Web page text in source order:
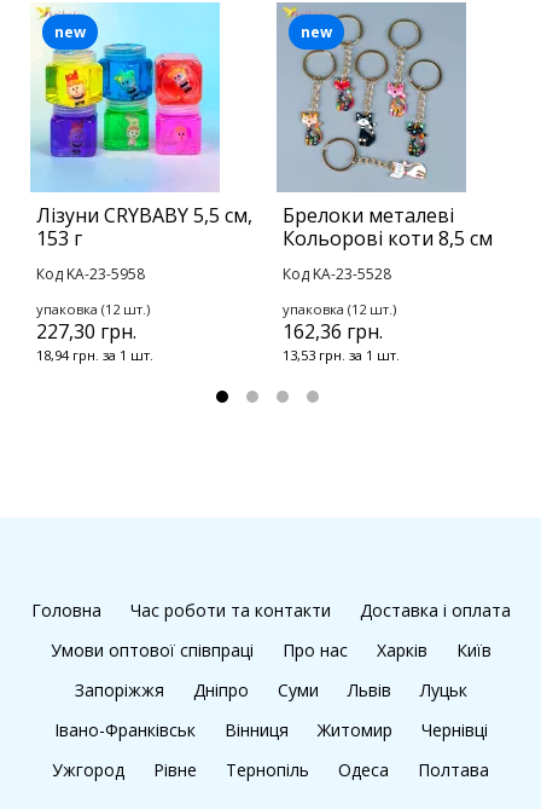
Лізуни CRYBABY 5,5 см,
153 г
Код KA-23-5958
упаковка (12 шт.)
227,30 грн.
18,94 грн. за 1 шт.
new
Брелоки металеві
Кольорові коти 8,5 см
Код KA-23-5528
упаковка (12 шт.)
162,36 грн.
13,53 грн. за 1 шт.
new
Головна Час роботи та контакти
Доставка і оплата
Умови оптової співпраці
Про нас Харків
Київ
Запоріжжя
Дніпро Суми Львів
Луцьк
Івано-Франківськ
Вінниця Житомир
Чернівці
Ужгород
Рівне Тернопіль Одеса Полтава